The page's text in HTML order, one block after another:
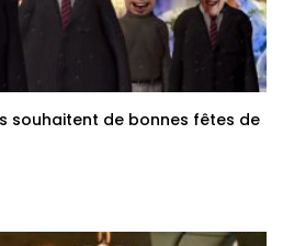
souhaitent de bonnes fêtes de